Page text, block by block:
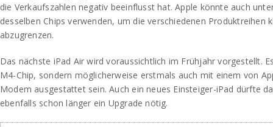
die Verkaufszahlen negativ beeinflusst hat. Apple könnte auch
desselben Chips verwenden, um die verschiedenen Produktreihen
abzugrenzen.
Das nächste iPad Air wird voraussichtlich im Frühjahr vorgestellt.
M4-Chip, sondern möglicherweise erstmals auch mit einem von
Modem ausgestattet sein. Auch ein neues Einsteiger-iPad dürfte
ebenfalls schon länger ein Upgrade nötig.